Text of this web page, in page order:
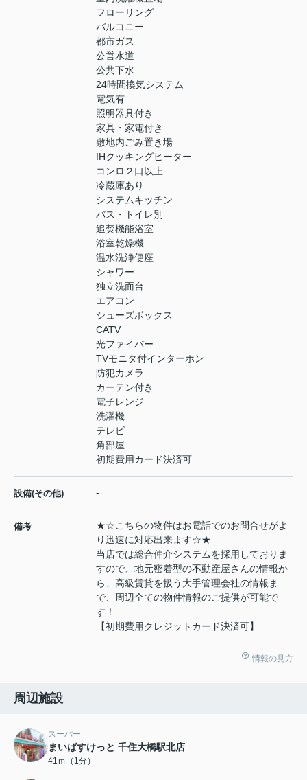
フローリング
バルコニー
都市ガス
公営水道
公共下水
24時間換気システム
電気有
照明器具付き
家具・家電付き
敷地内ごみ置き場
IHクッキングヒーター
コンロ２口以上
冷蔵庫あり
システムキッチン
バス・トイレ別
追焚機能浴室
浴室乾燥機
温水洗浄便座
シャワー
独立洗面台
エアコン
シューズボックス
CATV
光ファイバー
TVモニタ付インターホン
防犯カメラ
カーテン付き
電子レンジ
洗濯機
テレビ
角部屋
初期費用カード決済可
設備(その他) -
備考
★☆こちらの物件はお電話でのお問合せがよ
り迅速に対応出来ます☆★
当店では総合仲介システムを採用しておりま
すので、地元密着型の不動産屋さんの情報か
ら、高級賃貸を扱う大手管理会社の情報ま
で、周辺全ての物件情報のご提供が可能で
す！
【初期費用クレジットカード決済可】
情報の見方
周辺施設
スーパー
まいばすけっと 千住大橋駅北店
41ｍ（1分）